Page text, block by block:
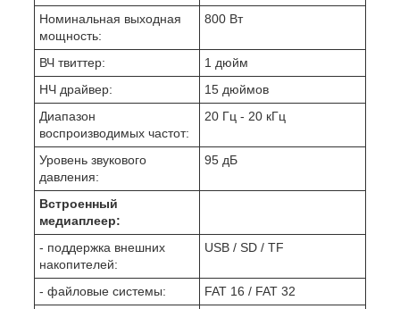
Номинальная выходная
мощность:
800 Вт
ВЧ твиттер:
1 дюйм
НЧ драйвер:
15 дюймов
Диапазон
воспроизводимых частот:
20 Гц - 20 кГц
Уровень звукового
давления:
95 дБ
Встроенный
медиаплеер:
- поддержка внешних
накопителей:
USB / SD / TF
- файловые системы:
FAT 16 / FAT 32